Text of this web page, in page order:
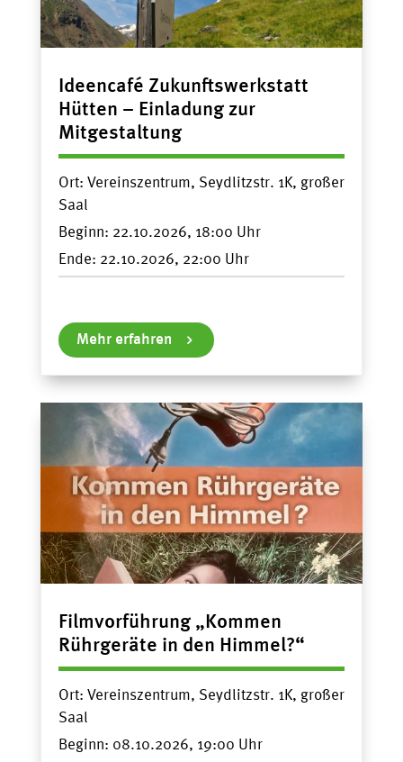
Ideencafé Zukunftswerkstatt
Hütten – Einladung zur
Mitgestaltung
Ort: Vereinszentrum, Seydlitzstr. 1K, großer
Saal
Beginn: 22.10.2026, 18:00
Ende: 22.10.2026, 22:00
Mehr erfahren
Filmvorführung „Kommen
Rührgeräte in den Himmel?“
Ort: Vereinszentrum, Seydlitzstr. 1K, großer
Saal
Beginn: 08.10.2026, 19:00